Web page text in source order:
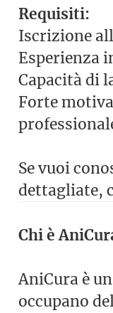
Requisiti:
Iscrizione
Esperienza
Capacità di
Forte
Se vuoi
dettagliate,
Chi è
AniCura è
occupano